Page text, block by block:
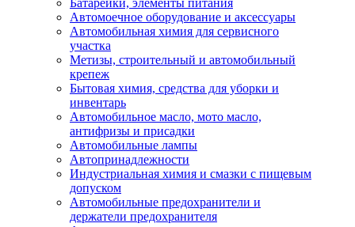
Батарейки, элементы питания
Автомоечное оборудование и аксессуары
Автомобильная химия для сервисного
участка
Метизы, строительный и автомобильный
крепеж
Бытовая химия, средства для уборки и
инвентарь
Автомобильное масло, мото масло,
антифризы и присадки
Автомобильные лампы
Автопринадлежности
Индустриальная химия и смазки с пищевым
допуском
Автомобильные предохранители и
держатели предохранителя